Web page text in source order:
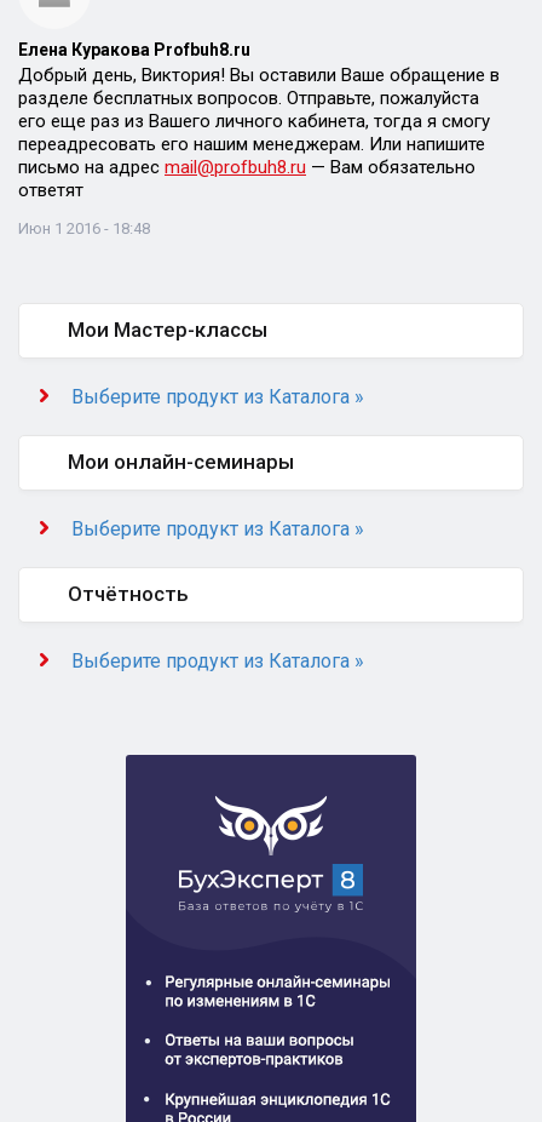
Елена Куракова Profbuh8.ru
Добрый день, Виктория! Вы оставили Ваше обращение в
разделе бесплатных вопросов. Отправьте, пожалуйста
его еще раз из Вашего личного кабинета, тогда я смогу
переадресовать его нашим менеджерам. Или напишите
письмо на адрес mail@profbuh8.ru — Вам обязательно
ответят
Июн 1 2016 - 18:48
Мои Мастер-классы
Выберите продукт из Каталога »
Мои онлайн-семинары
Выберите продукт из Каталога »
Отчётность
Выберите продукт из Каталога »